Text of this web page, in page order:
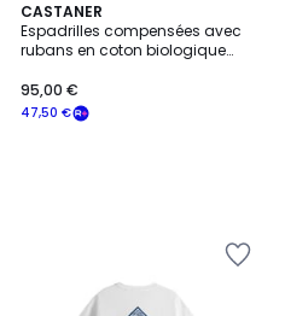
CASTANER
Espadrilles compensées avec
rubans en coton biologique
47,50 €
95,00 €